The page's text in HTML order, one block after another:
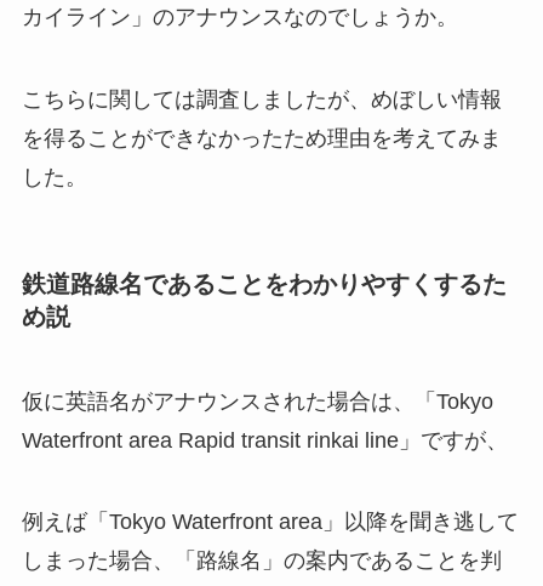
カイライン」のアナウンスなのでしょうか。
こちらに関しては調査しましたが、めぼしい情報
を得ることができなかったため理由を考えてみま
した。
鉄道路線名であることをわかりやすくするた
め説
仮に英語名がアナウンスされた場合は、「Tokyo
Waterfront area Rapid transit rinkai line」ですが、
例えば「Tokyo Waterfront area」以降を聞き逃して
しまった場合、「路線名」の案内であることを判